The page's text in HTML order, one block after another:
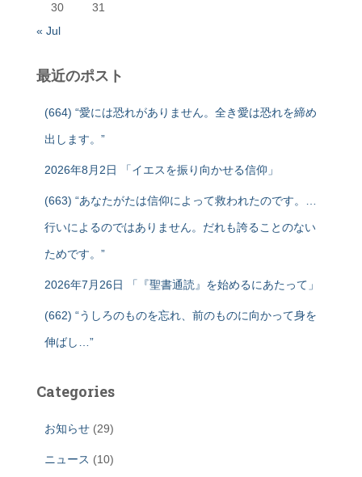
30
31
« Jul
最近のポスト
(664) “愛には恐れがありません。全き愛は恐れを締め
出します。”
2026年8月2日 「イエスを振り向かせる信仰」
(663) “あなたがたは信仰によって救われたのです。…
行いによるのではありません。だれも誇ることのない
ためです。”
2026年7月26日 「『聖書通読』を始めるにあたって」
(662) “うしろのものを忘れ、前のものに向かって身を
伸ばし…”
Categories
お知らせ (29)
ニュース (10)